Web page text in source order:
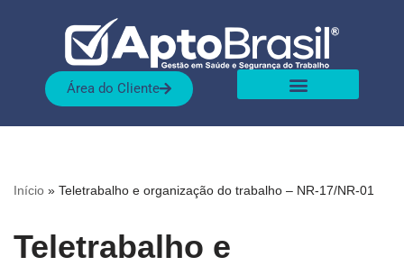
Área do Cliente
Início » Teletrabalho e organização do trabalho – NR-17/NR-01
Teletrabalho e